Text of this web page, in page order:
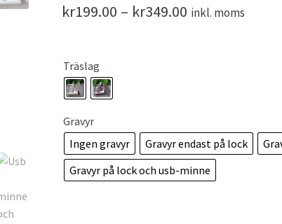
kr199.00 – kr349.00Prisintervall:
inkl. moms
Träslag
Gravyr
Ingen gravyr
Gravyr endast på lock
Gravyr på lock och usb-minne